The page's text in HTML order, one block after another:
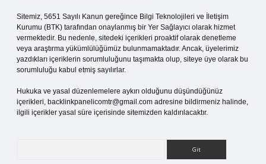
Sitemiz, 5651 Sayılı Kanun gereğince Bilgi Teknolojileri ve İletişim
Kurumu (BTK) tarafından onaylanmış bir Yer Sağlayıcı olarak hizmet
vermektedir. Bu nedenle, sitedeki içerikleri proaktif olarak denetleme
veya araştırma yükümlülüğümüz bulunmamaktadır. Ancak, üyelerimiz
yazdıkları içeriklerin sorumluluğunu taşımakta olup, siteye üye olarak bu
sorumluluğu kabul etmiş sayılırlar.
Hukuka ve yasal düzenlemelere aykırı olduğunu düşündüğünüz
içerikleri, backlinkpanelicomtr@gmail.com adresine bildirmeniz halinde,
ilgili içerikler yasal süre içerisinde sitemizden kaldırılacaktır.